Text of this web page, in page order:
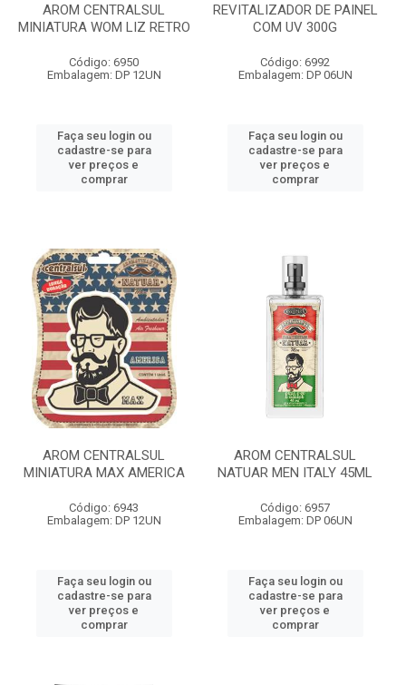
AROM CENTRALSUL
MINIATURA WOM LIZ RETRO
Código: 6950
Embalagem: DP 12UN
Faça seu login ou
cadastre-se para
ver preços e
comprar
REVITALIZADOR DE PAINEL
COM UV 300G
Código: 6992
Embalagem: DP 06UN
Faça seu login ou
cadastre-se para
ver preços e
comprar
AROM CENTRALSUL
MINIATURA MAX AMERICA
Código: 6943
Embalagem: DP 12UN
Faça seu login ou
cadastre-se para
ver preços e
comprar
AROM CENTRALSUL
NATUAR MEN ITALY 45ML
Código: 6957
Embalagem: DP 06UN
Faça seu login ou
cadastre-se para
ver preços e
comprar